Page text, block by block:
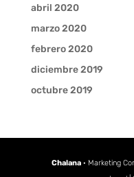
abril 2020
marzo 2020
febrero 2020
diciembre 2019
octubre 2019
Chalana· Marketing